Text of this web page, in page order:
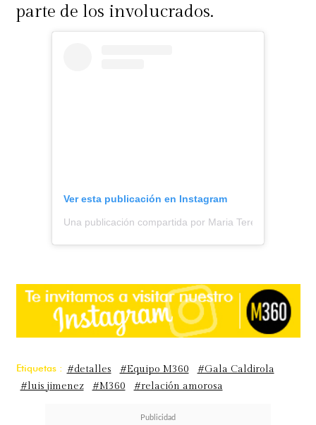
parte de los involucrados.
Ver esta publicación en Instagram
Una publicación compartida por Maria Teresa Matus
Etiquetas : #detalles #Equipo M360
#Gala Caldirola
#luis jimenez
#M360 #relación amorosa